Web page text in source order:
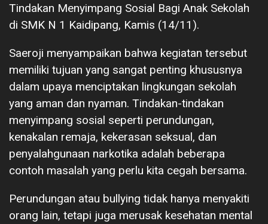
Tindakan Menyimpang Sosial Bagi Anak Sekolah
di SMK N 1 Kaidipang, Kamis (14/11).
Saeroji menyampaikan bahwa kegiatan tersebut
memiliki tujuan yang sangat penting khususnya
dalam upaya menciptakan lingkungan sekolah
yang aman dan nyaman. Tindakan-tindakan
menyimpang sosial seperti perundungan,
kenakalan remaja, kekerasan seksual, dan
penyalahgunaan narkotika adalah beberapa
contoh masalah yang perlu kita cegah bersama.
Perundungan atau bullying tidak hanya menyakiti
orang lain, tetapi juga merusak kesehatan mental